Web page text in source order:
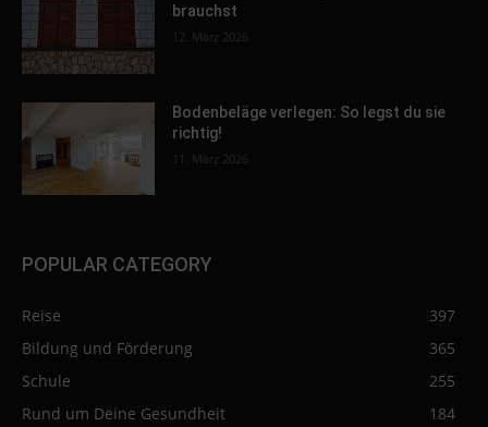
brauchst
12. März 2026
Bodenbeläge verlegen: So legst du sie
richtig!
11. März 2026
POPULAR CATEGORY
Reise
397
Bildung und Förderung
365
Schule
255
Rund um Deine Gesundheit
184